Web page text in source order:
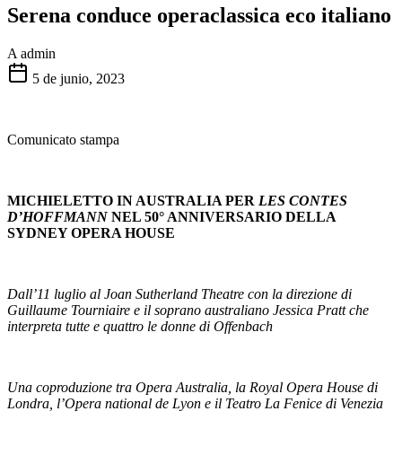
Serena conduce operaclassica eco italiano
A admin
5 de junio, 2023
Comunicato stampa
MICHIELETTO IN AUSTRALIA PER LES CONTES
D’HOFFMANN NEL 50° ANNIVERSARIO DELLA
SYDNEY OPERA HOUSE
Dall’11 luglio al Joan Sutherland Theatre con la direzione di
Guillaume Tourniaire e il soprano australiano Jessica Pratt che
interpreta tutte e quattro le donne di Offenbach
Una coproduzione tra Opera Australia, la Royal Opera House di
Londra, l’Opera national de Lyon e il Teatro La Fenice di Venezia